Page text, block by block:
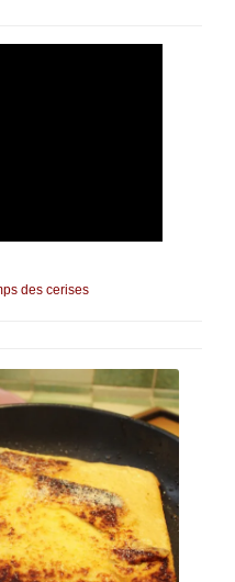
des cerises